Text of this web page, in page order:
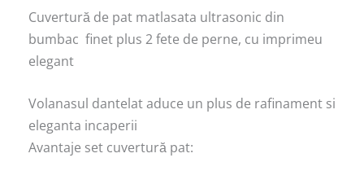
Cuvertură de pat matlasata ultrasonic din
bumbac finet plus 2 fete de perne, cu imprimeu
elegant
Volanasul dantelat aduce un plus de rafinament si
eleganta incaperii
Avantaje set cuvertură pat: